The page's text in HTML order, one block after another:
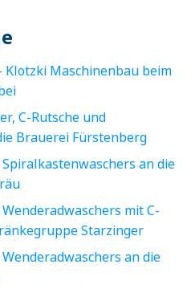
Klotzki Maschinenbau beim
C-Rutsche und
Brauerei Fürstenberg
an die
mit C-
Starzinger
an die